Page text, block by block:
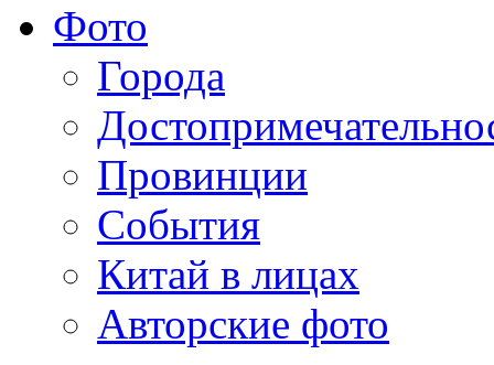
Фото
Города
Провинции
События
Китай в лицах
Авторские фото